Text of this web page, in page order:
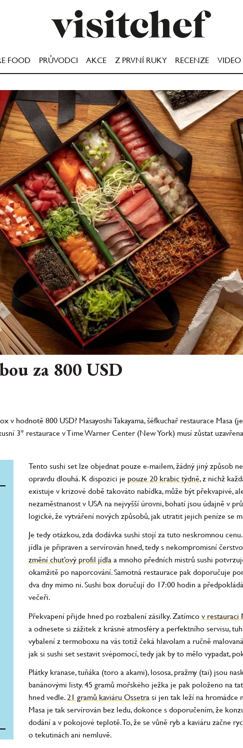
FOOD PRŮVODCI AKCE Z PRVNÍ RUKY RECENZE VIDEO
za 800 USD
v hodnotě 800 USD? Masayoshi Takayama, šéfkuchař restaurace Masa
3* restaurace v Time Warner Center (New York) musí zůstat
Tento sushi set lze objednat pouze e-mailem, žádný jiný způsob
opravdu dlouhá. K dispozici je pouze 20 krabic týdně, z nichž
existuje v krizové době takováto nabídka, může být překvapivé,
nezaměstnanost v USA na nejvyšší úrovni, bohatí jsou údajně v
logické, že vytváření nových způsobů, jak utratit jejich peníze se
Je tedy otázkou, zda dodávka sushi stojí za tuto neskromnou
jídla je připraven a servírován hned, tedy s nekompromisní
změní chuťový profil jídla a mnoho předních mistrů sushi
okamžitě po naporcování. Samotná restaurace pak doporučuje
dva dny mimo ni. Sushi box doručují do 17:00 hodin a
večeři.
Překvapení přijde hned po rozbalení zásilky. Zatímco v restauraci
a odnesete si zážitek z krásné atmosféry a perfektního servisu,
vybalení z termoboxu na vás totiž čeká hlavolam a ručně
jak si sushi set sestavit svépomocí, tedy jak by to mělo vypadat,
Plátky kranase, tuňáka (toro a akami), lososa, pražmy (tai) jsou
banánovými listy. 45 gramů mořského ježka je pak položeno na
hned vedle.21 gramů kaviáru Ossetra si jen tak leží na hromádce
Masa je tak servírován bez ledu, dokonce s doporučením, že
dodání a v pokojové teplotě. To, že se vůně ryb a kaviáru začne
o tekutinách ani nemluvě.